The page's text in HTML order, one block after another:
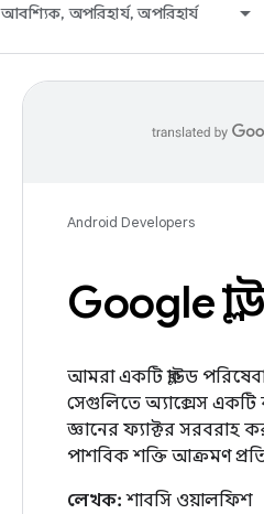
আবশ্যিক, অপরিহার্য, অপরিহার্য
Android Developers
Google
আমরা একটি ক্লাউড
সেগুলিতে অ্যাক্সেস একটি
জ্ঞানের ফ্যাক্টর সরবরাহ
পাশবিক শক্তি আক্রমণ
লেখক: শাবসি ওয়ালফিশ